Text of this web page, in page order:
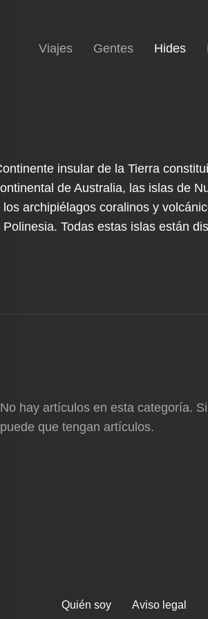
Viajes Gentes Hides
insular de la Tierra
de Australia, las islas de
los archipiélagos coralinos y
Polinesia. Todas estas islas están
No hay artículos en esta categoría.
puede que tengan artículos.
Quién soy Aviso legal